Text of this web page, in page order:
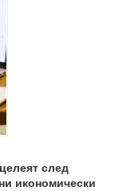
след
икономически